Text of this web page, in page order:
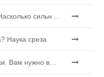
Наука среза
Лазерное удаление краски. Вам нужно выбрать лучший способ удаления краски.